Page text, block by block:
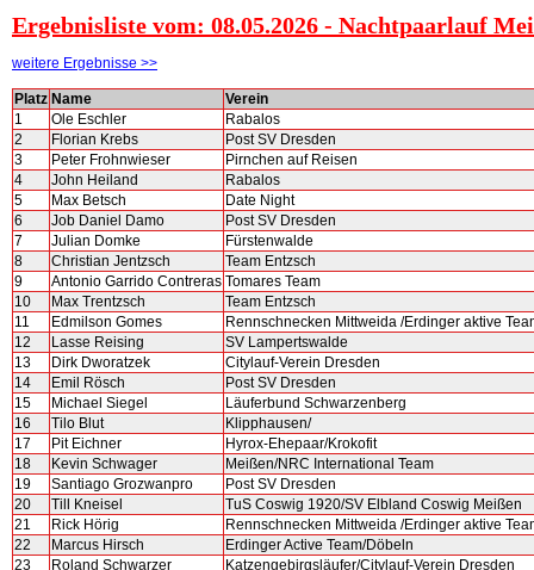
Ergebnisliste vom: 08.05.2026 - Nachtpaarlauf
weitere Ergebnisse >>
Platz Name
Verein
1
Ole Eschler
Rabalos
2
Florian Krebs
Post SV Dresden
3
Peter Frohnwieser
Pirnchen auf Reisen
4
John Heiland
Rabalos
5
Max Betsch
Date Night
6
Job Daniel Damo
Post SV Dresden
7
Julian Domke
Fürstenwalde
8
Christian Jentzsch
Team Entzsch
9
Antonio Garrido Contreras Tomares Team
10
Max Trentzsch
Team Entzsch
11
Edmilson Gomes
Rennschnecken Mittweida /Erdinger aktive
12
Lasse Reising
SV Lampertswalde
13
Dirk Dworatzek
Citylauf-Verein Dresden
14
Emil Rösch
Post SV Dresden
15
Michael Siegel
Läuferbund Schwarzenberg
16
Tilo Blut
Klipphausen/
17
Pit Eichner
Hyrox-Ehepaar/Krokofit
18
Kevin Schwager
Meißen/NRC International Team
19
Santiago Grozwanpro
Post SV Dresden
20
Till Kneisel
TuS Coswig 1920/SV Elbland Coswig Meißen
21
Rick Hörig
Rennschnecken Mittweida /Erdinger aktive
22
Marcus Hirsch
Erdinger Active Team/Döbeln
23
Roland Schwarzer
Katzengebirgsläufer/Citylauf-Verein Dresden